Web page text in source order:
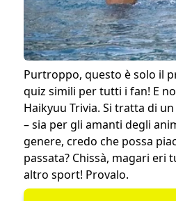
Purtroppo, questo è solo il
quiz simili per tutti i fan! E
Haikyuu Trivia. Si tratta di
– sia per gli amanti degli
genere, credo che possa
passata? Chissà, magari eri
altro sport! Provalo.